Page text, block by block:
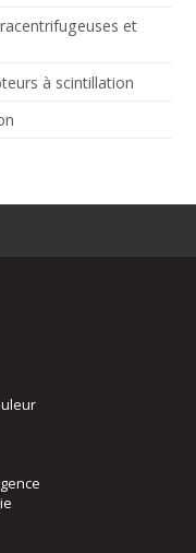
et
à scintillation